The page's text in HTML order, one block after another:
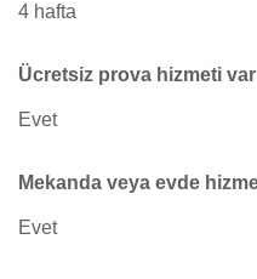
4 hafta
Ücretsiz prova hizmeti var
Evet
Mekanda veya evde
Evet